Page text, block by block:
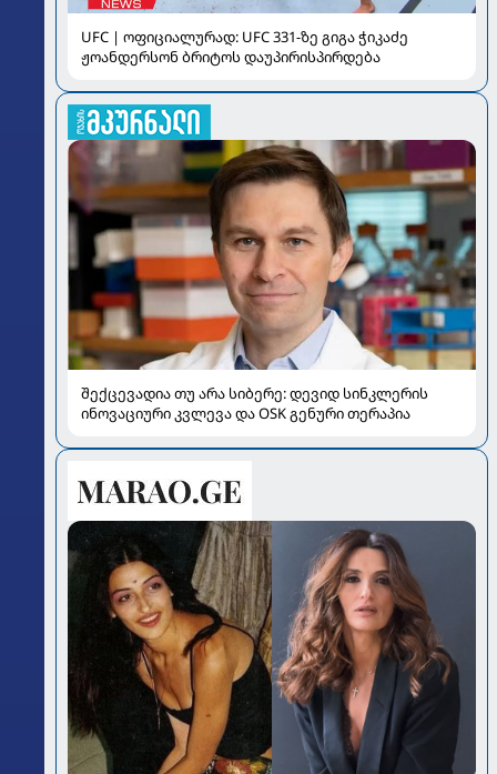
UFC | ოფიციალურად: UFC 331-ზე გიგა ჭიკაძე
ჟოანდერსონ ბრიტოს დაუპირისპირდება
შექცევადია თუ არა სიბერე: დევიდ სინკლერის
ინოვაციური კვლევა და OSK გენური თერაპია